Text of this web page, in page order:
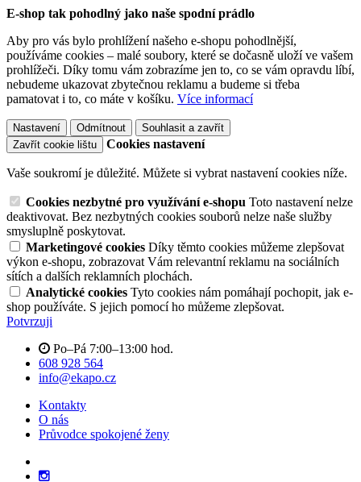
E-shop tak pohodlný jako naše spodní prádlo
Aby pro vás bylo prohlížení našeho e-shopu pohodlnější,
používáme cookies – malé soubory, které se dočasně uloží ve vašem
prohlížeči. Díky tomu vám zobrazíme jen to, co se vám opravdu líbí,
nebudeme ukazovat zbytečnou reklamu a budeme si třeba
pamatovat i to, co máte v košíku. Více informací
Nastavení Odmítnout
Souhlasit a zavřít
Zavřít cookie lištu
Cookies nastavení
Vaše soukromí je důležité. Můžete si vybrat nastavení cookies níže.
Cookies nezbytné pro využívání e-shopu Toto nastavení nelze
deaktivovat. Bez nezbytných cookies souborů nelze naše služby
smysluplně poskytovat.
Marketingové cookies Díky těmto cookies můžeme zlepšovat
výkon e-shopu, zobrazovat Vám relevantní reklamu na sociálních
sítích a dalších reklamních plochách.
Analytické cookies Tyto cookies nám pomáhají pochopit, jak e-
shop používáte. S jejich pomocí ho můžeme zlepšovat.
Potvrzuji
Po–Pá 7:00–13:00 hod.
608 928 564
info@ekapo.cz
Kontakty
O nás
Průvodce spokojené ženy